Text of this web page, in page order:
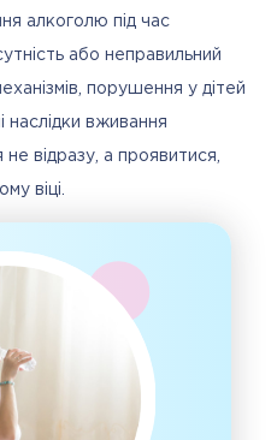
алкоголю під час
або неправильний
порушення у дітей
наслідки вживання
відразу, а проявитися,
віці.